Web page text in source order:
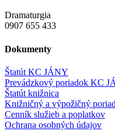
Dramaturgia
0907 655 433
Dokumenty
Štatút KC JÁNY
Prevádzkový poriadok KC
Štatút knižnica
Knižničný a výpožičný
Cenník služieb a poplatkov
Ochrana osobných údajov